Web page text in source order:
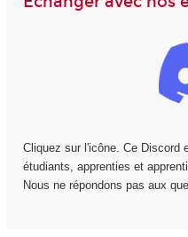
Cliquez sur l'icône. Ce Discord
étudiants, apprenties et
Nous ne répondons pas aux